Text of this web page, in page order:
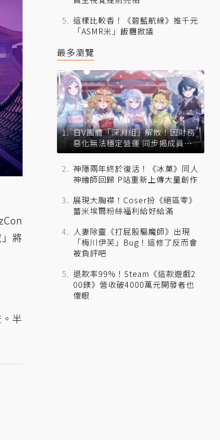
將
半
這樣比較香！《碧藍航線》推千元
「ASMR米」飯糰掀議
最多瀏覽
日V團體「深淵組」解散！因財務
惡化無法穩定營運 同步揭成員未
來去向
神隱兩年終於復活！《冰菓》同人
神繪師回歸 P站重新上傳大量創作
展現大胸襟！Coser扮《絕區零》
蕾米埃爾粉絲福利給好給滿
人妻除靈《打屁股驅魔師》出現
「梅川伊芙」Bug！這修了反而會
被負評吧
退款率99%！Steam《這款遊戲2
00鎂》營收破4000萬元開發者也
傻眼